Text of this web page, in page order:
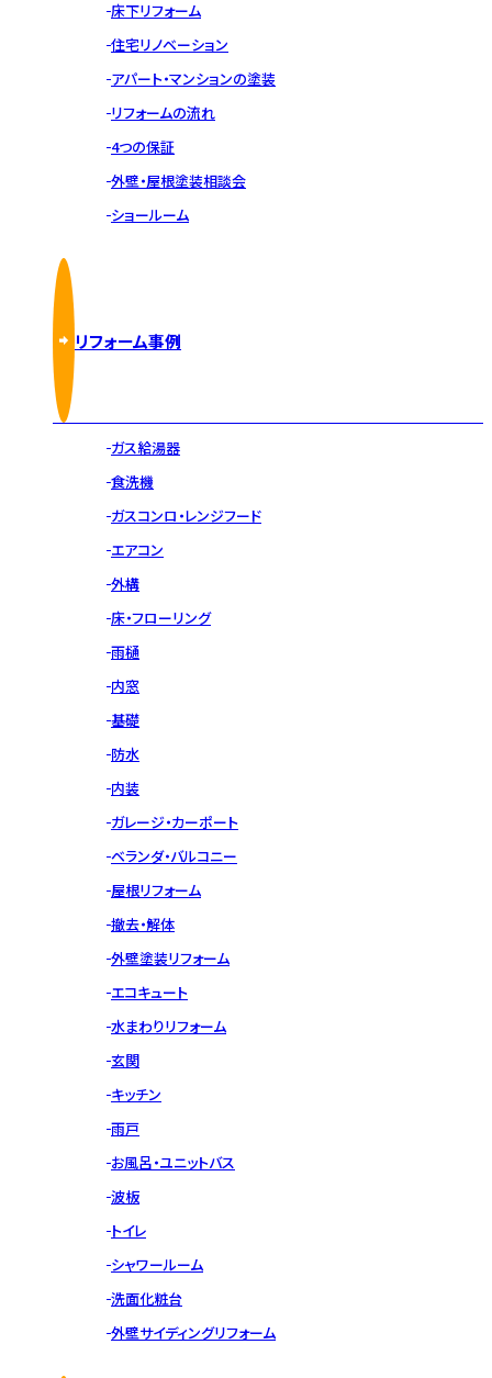
床下リフォーム
住宅リノベーション
アパート・マンションの塗装
リフォームの流れ
4つの保証
外壁・屋根塗装相談会
ショールーム
リフォーム事例
ガス給湯器
食洗機
ガスコンロ・レンジフード
エアコン
外構
床・フローリング
雨樋
内窓
基礎
防水
内装
ガレージ・カーポート
ベランダ・バルコニー
屋根リフォーム
撤去・解体
外壁塗装リフォーム
エコキュート
水まわりリフォーム
玄関
キッチン
雨戸
お風呂・ユニットバス
波板
トイレ
シャワールーム
洗面化粧台
外壁サイディングリフォーム